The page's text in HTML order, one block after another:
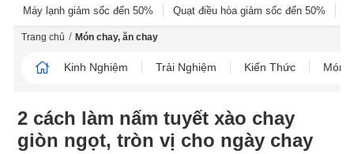
Máy lạnh giảm sốc đến 50% Quạt điều hòa giảm sốc đến 50%
Trang chủ / Món chay, ăn chay
Kinh Nghiệm Trải Nghiệm Kiến Thức Món
2 cách làm nấm tuyết xào chay
giòn ngọt, tròn vị cho ngày chay